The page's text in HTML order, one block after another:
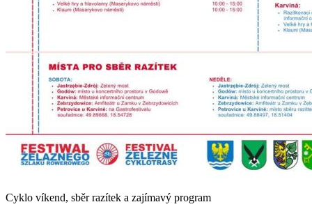
Cyklo víkend, sběr razítek a zajímavý program